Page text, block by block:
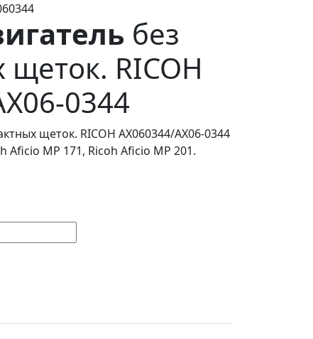
без
щеток. RICOH
0344
щеток. RICOH AX060344/AX06-0344
Aficio MP 171, Ricoh Aficio MP 201.